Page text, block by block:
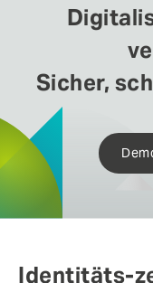
Sicher,
Identitäts-